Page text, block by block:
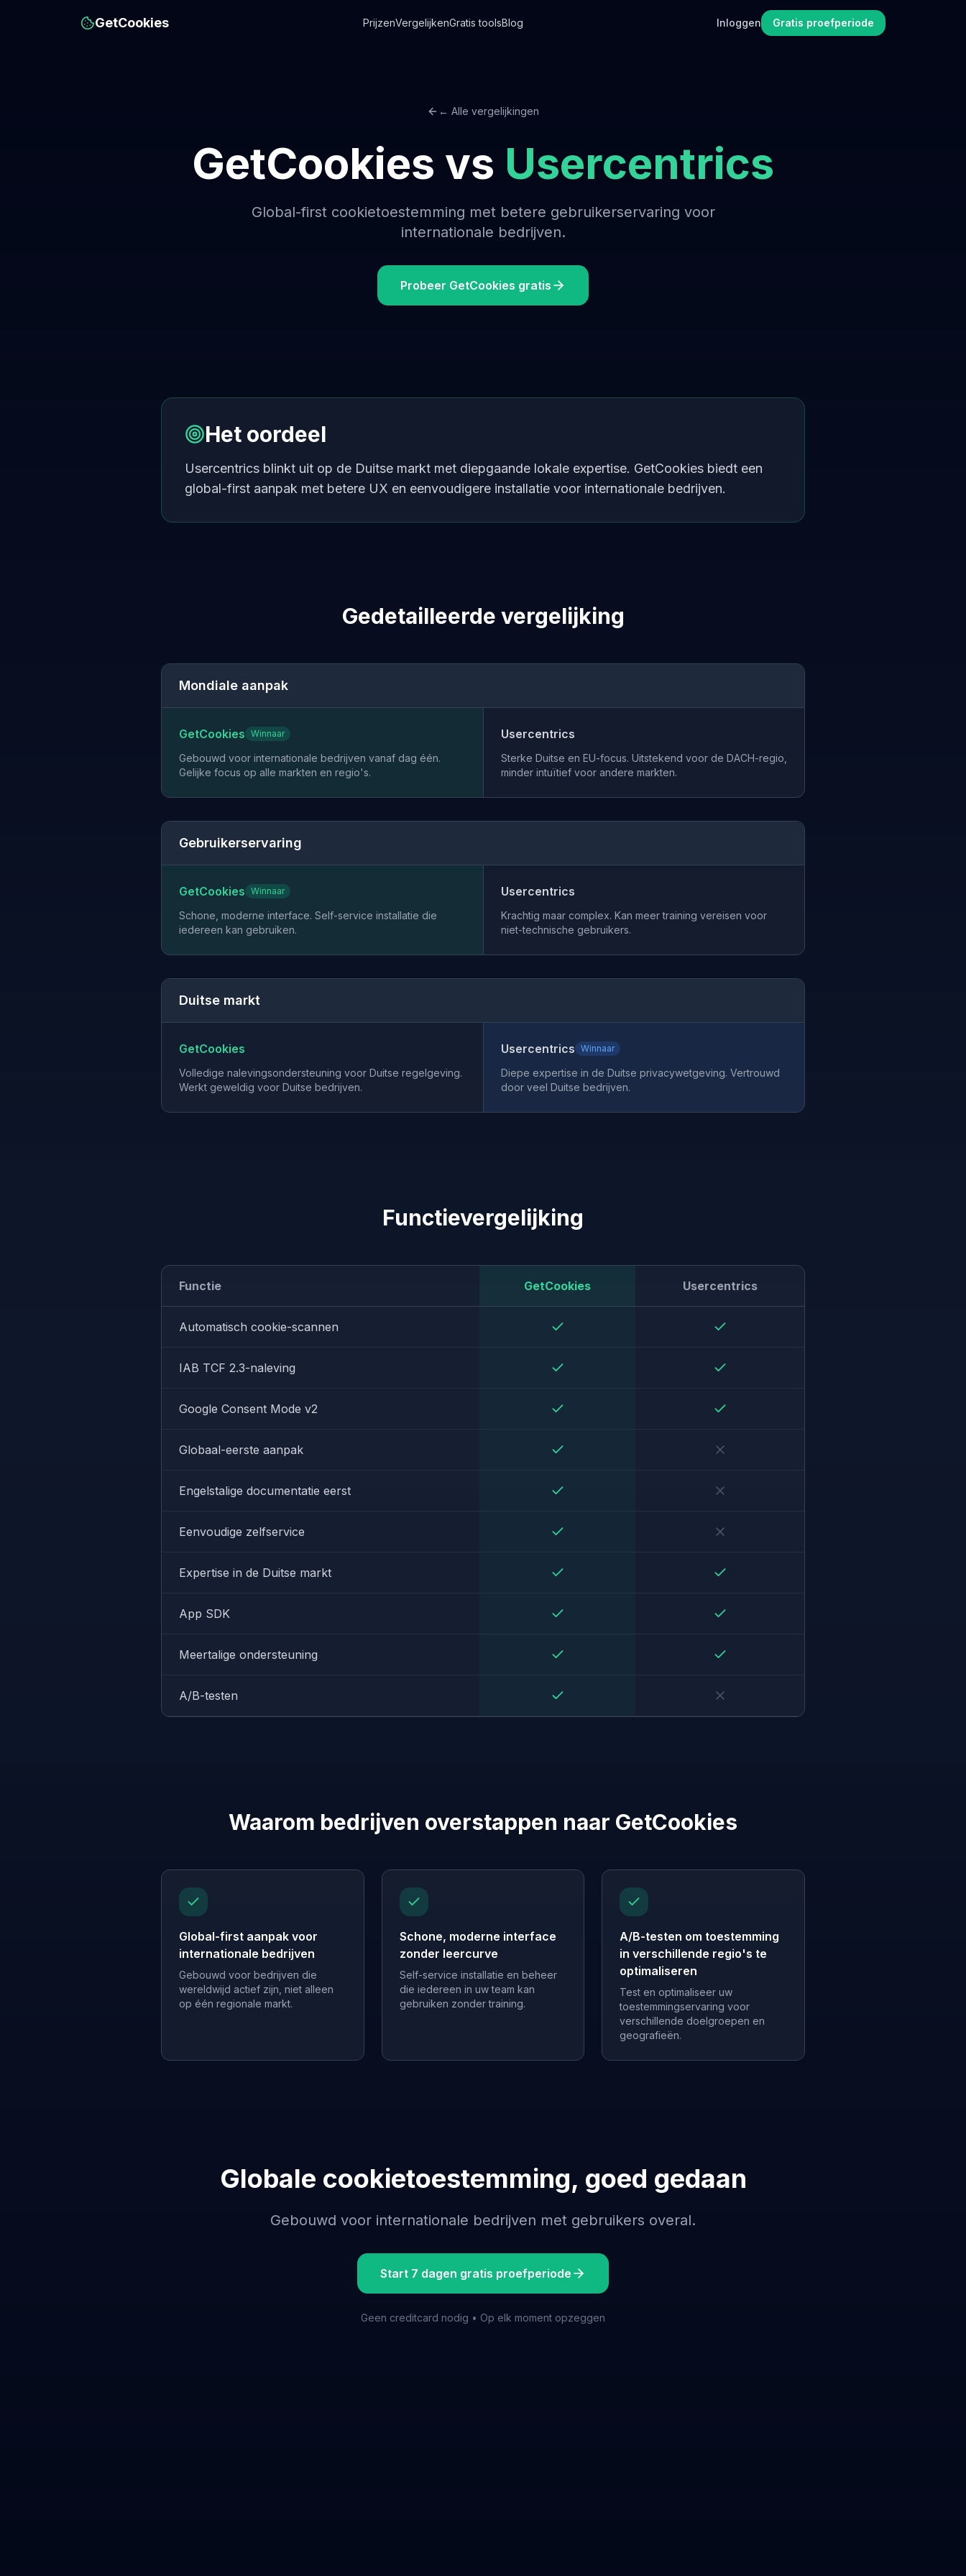
GetCookies PrijzenVergelijkenGratis toolsBlog Inloggen Gratis proefperiode
← Alle vergelijkingen
GetCookies vs Usercentrics
Global-first cookietoestemming met betere gebruikerservaring voor
internationale bedrijven.
Probeer GetCookies gratis
Het oordeel
Usercentrics blinkt uit op de Duitse markt met diepgaande lokale expertise. GetCookies biedt een
global-first aanpak met betere UX en eenvoudigere installatie voor internationale bedrijven.
Gedetailleerde vergelijking
Mondiale aanpak
GetCookies Winnaar
Gebouwd voor internationale bedrijven vanaf dag één.
Gelijke focus op alle markten en regio's.
Usercentrics
Sterke Duitse en EU-focus. Uitstekend voor de DACH-regio,
minder intuïtief voor andere markten.
Gebruikerservaring
GetCookies Winnaar
Schone, moderne interface. Self-service installatie die
iedereen kan gebruiken.
Usercentrics
Krachtig maar complex. Kan meer training vereisen voor
niet-technische gebruikers.
Duitse markt
GetCookies
Volledige nalevingsondersteuning voor Duitse regelgeving.
Werkt geweldig voor Duitse bedrijven.
Usercentrics Winnaar
Diepe expertise in de Duitse privacywetgeving. Vertrouwd
door veel Duitse bedrijven.
Functievergelijking
Functie GetCookies Usercentrics
Automatisch cookie-scannen
IAB TCF 2.3-naleving
Google Consent Mode v2
Globaal-eerste aanpak
Engelstalige documentatie eerst
Eenvoudige zelfservice
Expertise in de Duitse markt
App SDK
Meertalige ondersteuning
A/B-testen
Waarom bedrijven overstappen naar GetCookies
Global-first aanpak voor
internationale bedrijven
Gebouwd voor bedrijven die
wereldwijd actief zijn, niet alleen
op één regionale markt.
Schone, moderne interface
zonder leercurve
Self-service installatie en beheer
die iedereen in uw team kan
gebruiken zonder training.
A/B-testen om toestemming
in verschillende regio's te
optimaliseren
Test en optimaliseer uw
toestemmingservaring voor
verschillende doelgroepen en
geografieën.
Globale cookietoestemming, goed gedaan
Gebouwd voor internationale bedrijven met gebruikers overal.
Start 7 dagen gratis proefperiode
Geen creditcard nodig • Op elk moment opzeggen